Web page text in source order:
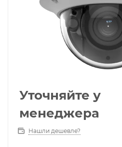
Уточняйте у
менеджера
Нашли дешевле?